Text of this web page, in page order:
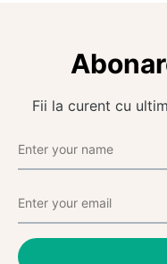
Fii la curent cu